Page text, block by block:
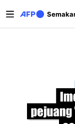
Tab-tab